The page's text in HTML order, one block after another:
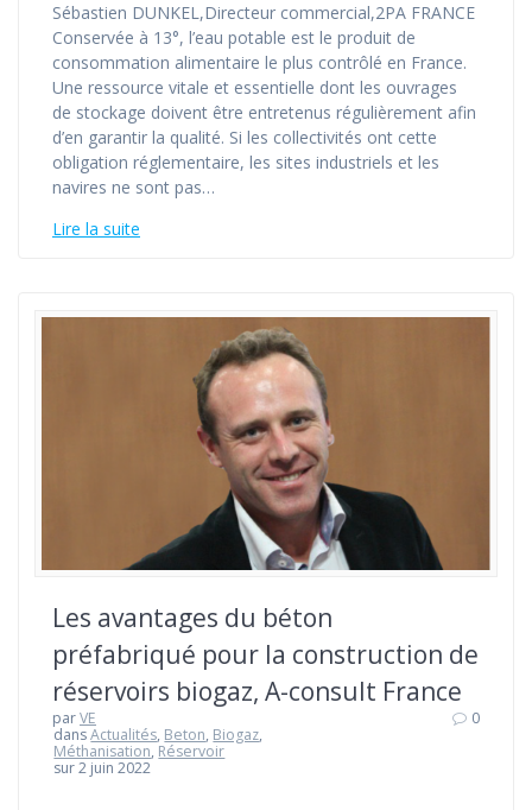
Sébastien DUNKEL,Directeur commercial,2PA FRANCE
Conservée à 13°, l’eau potable est le produit de
consommation alimentaire le plus contrôlé en France.
Une ressource vitale et essentielle dont les ouvrages
de stockage doivent être entretenus régulièrement afin
d’en garantir la qualité. Si les collectivités ont cette
obligation réglementaire, les sites industriels et les
navires ne sont pas…
Lire la suite
Les avantages du béton
préfabriqué pour la construction de
réservoirs biogaz, A-consult France
parVE
dansActualités, Beton, Biogaz,
Méthanisation, Réservoir
sur 2 juin 2022
0